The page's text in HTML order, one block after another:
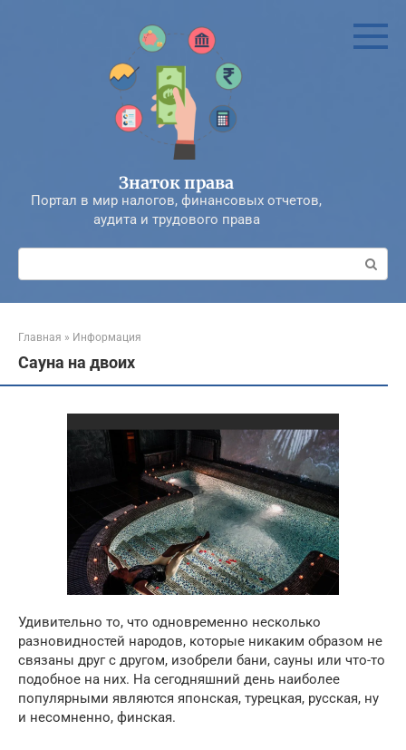
Знаток права
Портал в мир налогов, финансовых отчетов,
аудита и трудового права
Поиск:
Главная » Информация
Сауна на двоих
Удивительно то, что одновременно несколько
разновидностей народов, которые никаким образом не
связаны друг с другом, изобрели бани, сауны или что-то
подобное на них. На сегодняшний день наиболее
популярными являются японская, турецкая, русская, ну
и несомненно, финская.